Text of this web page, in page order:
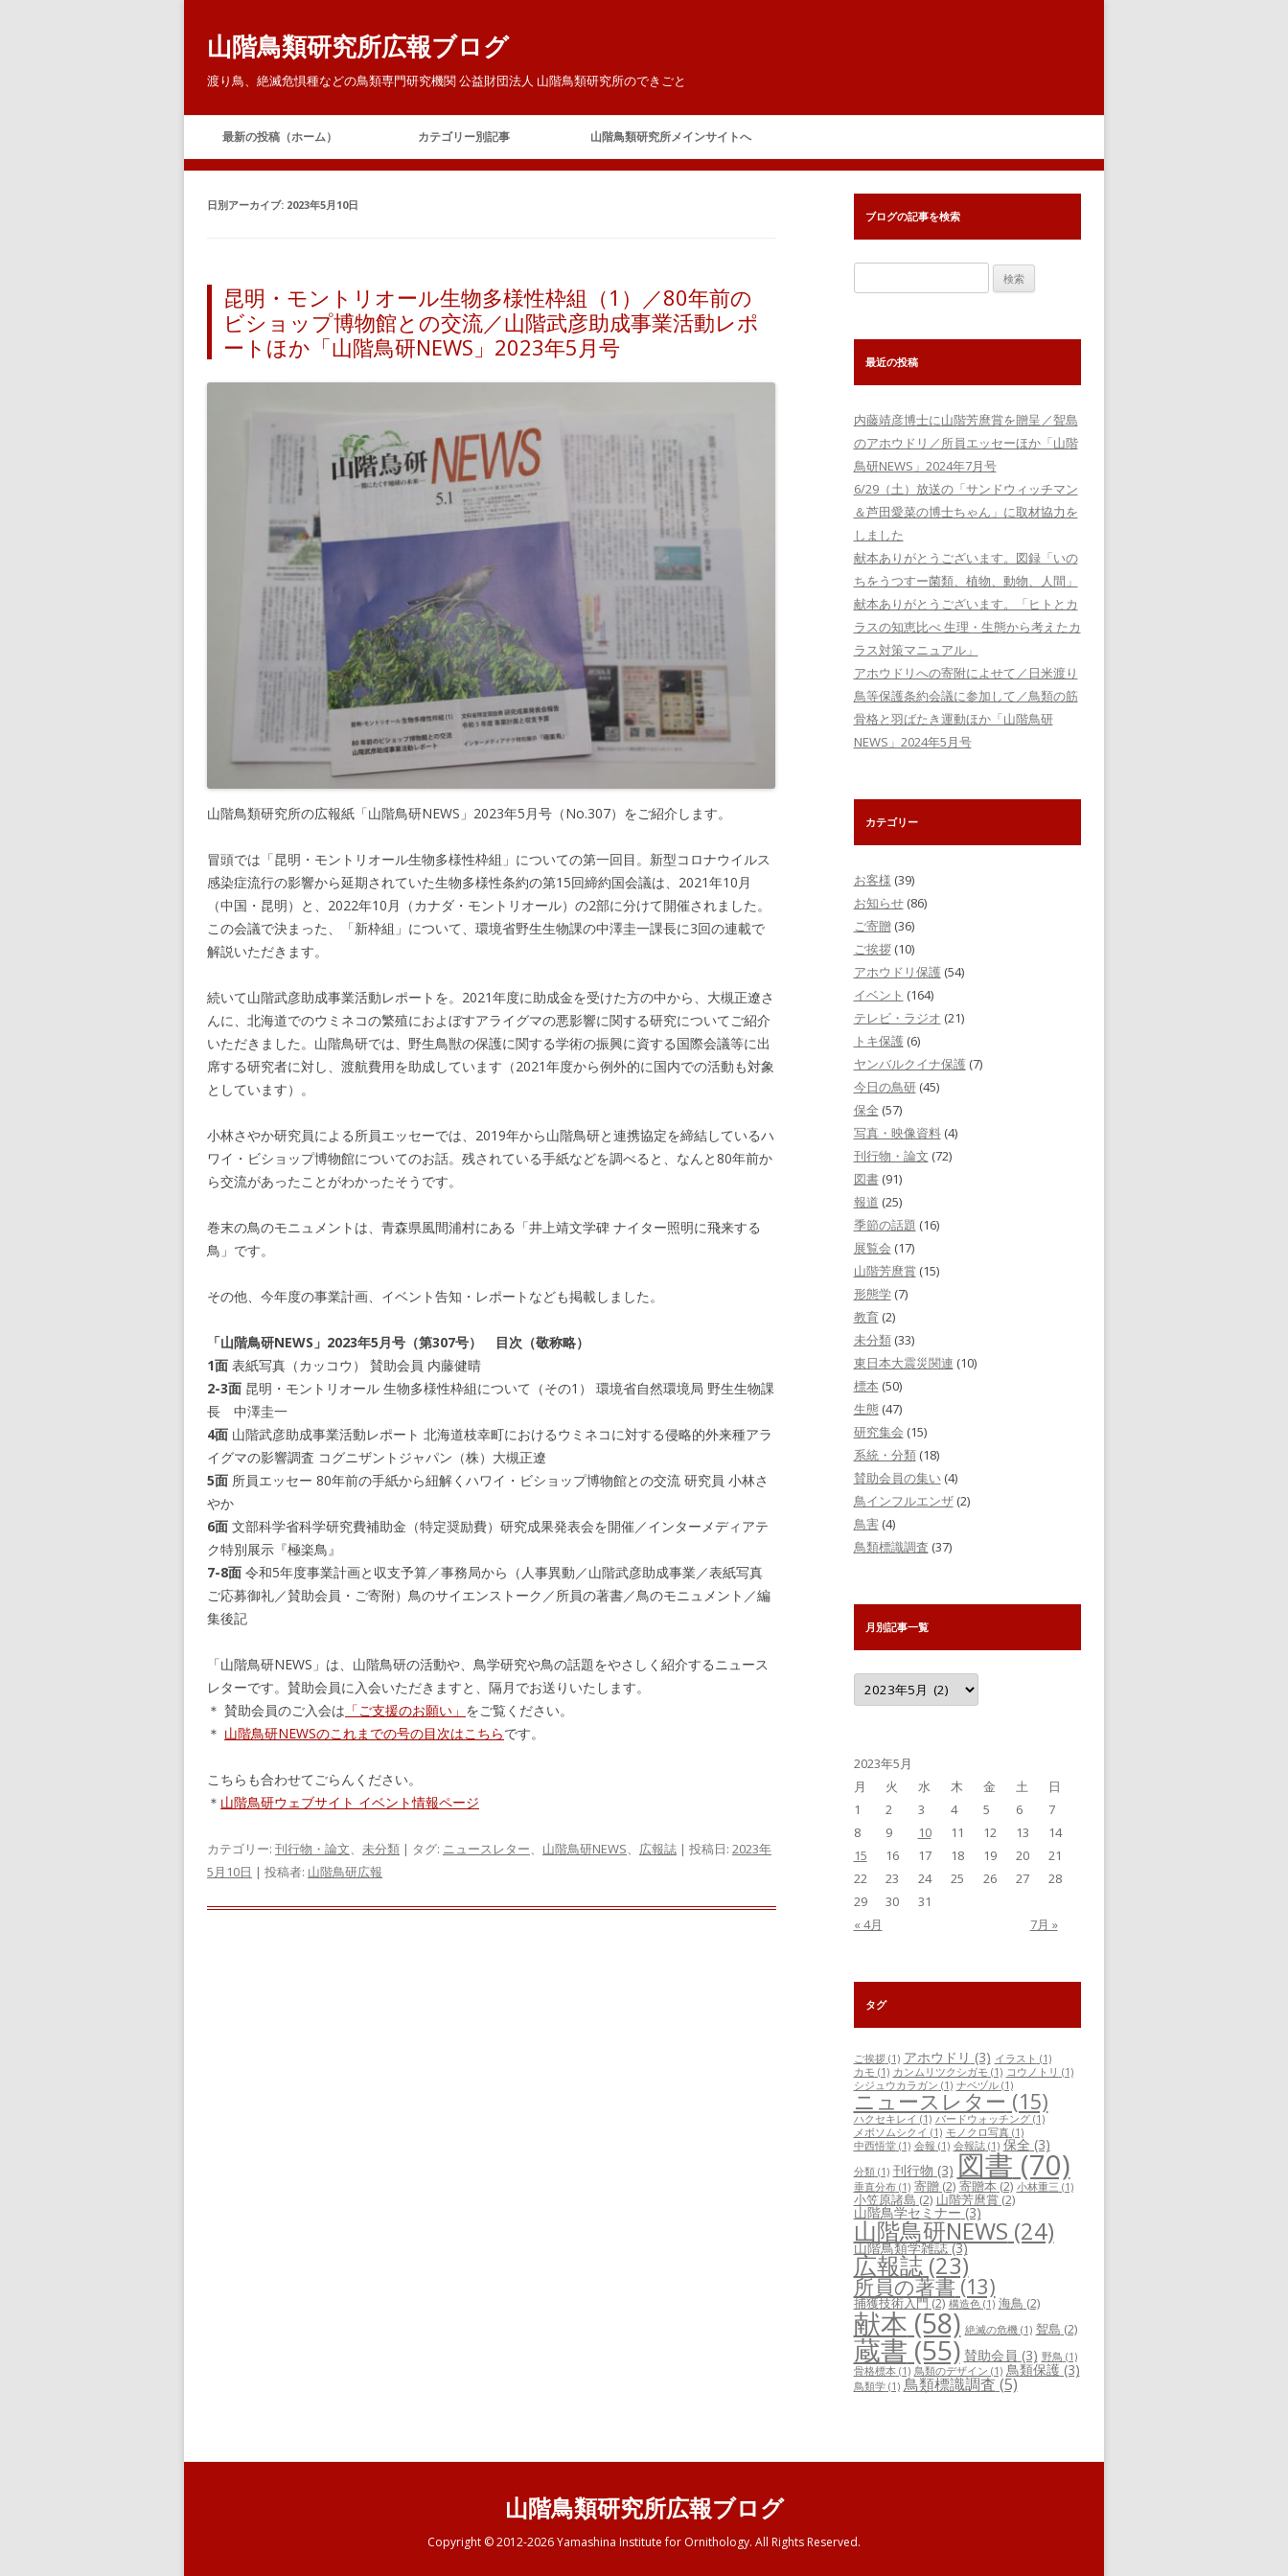
山階鳥類研究所広報ブログ
渡り鳥、絶滅危惧種などの鳥類専門研究機関 公益財団法人 山階鳥類研究所のできごと
コ
ン
テ
ン
ツ
最新の投稿（ホーム） カテゴリー別記事
イベント 賛助会員の集い
山階芳麿賞
テレビ・ラジオ
ヤンバルクイナ保護
鳥インフルエンザ
生態
刊行物・論文
図書 写真・映像資料
季節の話題
東日本大震災関連
研究集会
系統・分類
鳥害
鳥類標識調査
山階鳥類研究所メインサイトへ
日別アーカイブ: 2023年5月10日
昆明・モントリオール生物多様性枠組（1）／80年前の
ビショップ博物館との交流／山階武彦助成事業活動レポ
ートほか「山階鳥研NEWS」2023年5月号
山階鳥類研究所の広報紙「山階鳥研NEWS」2023年5月号（No.307）をご紹介します。
冒頭では「昆明・モントリオール生物多様性枠組」についての第一回目。新型コロナウイルス
感染症流行の影響から延期されていた生物多様性条約の第15回締約国会議は、2021年10月
（中国・昆明）と、2022年10月（カナダ・モントリオール）の2部に分けて開催されました。
この会議で決まった、「新枠組」について、環境省野生生物課の中澤圭一課長に3回の連載で
解説いただきます。
続いて山階武彦助成事業活動レポートを。2021年度に助成金を受けた方の中から、大槻正遼さ
んに、北海道でのウミネコの繁殖におよぼすアライグマの悪影響に関する研究についてご紹介
いただきました。山階鳥研では、野生鳥獣の保護に関する学術の振興に資する国際会議等に出
席する研究者に対し、渡航費用を助成しています（2021年度から例外的に国内での活動も対象
としています）。
小林さやか研究員による所員エッセーでは、2019年から山階鳥研と連携協定を締結しているハ
ワイ・ビショップ博物館についてのお話。残されている手紙などを調べると、なんと80年前か
ら交流があったことがわかったそうです。
巻末の鳥のモニュメントは、青森県風間浦村にある「井上靖文学碑 ナイター照明に飛来する
鳥」です。
その他、今年度の事業計画、イベント告知・レポートなども掲載しました。
「山階鳥研NEWS」2023年5月号（第307号） 目次（敬称略）
1面 表紙写真（カッコウ） 賛助会員 内藤健晴
2-3面 昆明・モントリオール 生物多様性枠組について（その1） 環境省自然環境局 野生生物課
長 中澤圭一
4面 山階武彦助成事業活動レポート 北海道枝幸町におけるウミネコに対する侵略的外来種アラ
イグマの影響調査 コグニザントジャパン（株）大槻正遼
5面 所員エッセー 80年前の手紙から紐解くハワイ・ビショップ博物館との交流 研究員 小林さ
やか
6面 文部科学省科学研究費補助金（特定奨励費）研究成果発表会を開催／インターメディアテ
ク特別展示『極楽鳥』
7-8面 令和5年度事業計画と収支予算／事務局から（人事異動／山階武彦助成事業／表紙写真
ご応募御礼／賛助会員・ご寄附）鳥のサイエンストーク／所員の著書／鳥のモニュメント／編
集後記
「山階鳥研NEWS」は、山階鳥研の活動や、鳥学研究や鳥の話題をやさしく紹介するニュース
レターです。賛助会員に入会いただきますと、隔月でお送りいたします。
＊ 賛助会員のご入会は 「ご支援のお願い」 をご覧ください。
＊ 山階鳥研NEWSのこれまでの号の目次はこちらです。
こちらも合わせてごらんください。
＊ 山階鳥研ウェブサイト イベント情報ページ
カテゴリー: 刊行物・論文、 未分類 | タグ: ニュースレター、 山階鳥研NEWS、 広報誌 | 投稿日: 2023年
5月10日 | 投稿者: 山階鳥研広報
ブログの記事を検索
索:
最近の投稿
内藤靖彦博士に山階芳麿賞を贈呈／聟島
のアホウドリ／所員エッセーほか「山階
鳥研NEWS」2024年7月号
6/29（土）放送の「サンドウィッチマン
＆芦田愛菜の博士ちゃん」に取材協力を
しました
献本ありがとうございます。図録「いの
ちをうつすー菌類、植物、動物、人間」
献本ありがとうございます。「ヒトとカ
ラスの知恵比べ 生理・生態から考えたカ
ラス対策マニュアル」
アホウドリへの寄附によせて／日米渡り
鳥等保護条約会議に参加して／鳥類の筋
骨格と羽ばたき運動ほか「山階鳥研
NEWS」2024年5月号
カテゴリー
お客様 (39)
お知らせ(86)
ご寄贈(36)
ご挨拶(10)
アホウドリ保護(54)
イベント (164)
テレビ・ラジオ (21)
トキ保護(6)
ヤンバルクイナ保護(7)
今日の鳥研 (45)
保全 (57)
写真・映像資料(4)
刊行物・論文 (72)
図書(91)
報道 (25)
季節の話題 (16)
展覧会 (17)
山階芳麿賞(15)
形態学(7)
教育(2)
未分類(33)
東日本大震災関連 (10)
標本 (50)
生態(47)
研究集会 (15)
系統・分類(18)
賛助会員の集い(4)
鳥インフルエンザ(2)
鳥害 (4)
鳥類標識調査 (37)
月別記事一覧
月
別
記
2023年5月
月
火 水 木 金 土
日
1
2 3 4 5 6
7
8
9 10 11 12 13
14
15
16 17 18 19 20
21
22
23 24 25 26 27
28
29
30
31
« 4月
7月 »
タグ
ご挨拶(1) アホウドリ (3) イラスト (1)
カモ (1) カンムリツクシガモ (1) コウノトリ (1)
シジュウカラガン (1) ナベヅル(1)
ニュースレター (15)
ハクセキレイ (1) バードウォッチング(1)
メボソムシクイ (1) モノクロ写真(1)
中西悟堂(1) 会報 (1) 会報誌(1) 保全 (3)
分類(1) 刊行物 (3) 図書 (70)
垂直分布(1) 寄贈(2) 寄贈本 (2) 小林重三 (1)
小笠原諸島 (2) 山階芳麿賞(2)
山階鳥学セミナー(3)
山階鳥研NEWS (24)
山階鳥類学雑誌(3)
広報誌(23)
所員の著書(13)
捕獲技術入門(2) 構造色(1) 海鳥 (2)
献本 (58) 絶滅の危機(1) 聟島 (2)
蔵書(55) 賛助会員 (3) 野鳥 (1)
骨格標本(1) 鳥類のデザイン (1) 鳥類保護 (3)
鳥類学(1) 鳥類標識調査(5)
山階鳥類研究所広報ブログ
Copyright © 2012-2026 Yamashina Institute for Ornithology. All Rights Reserved.